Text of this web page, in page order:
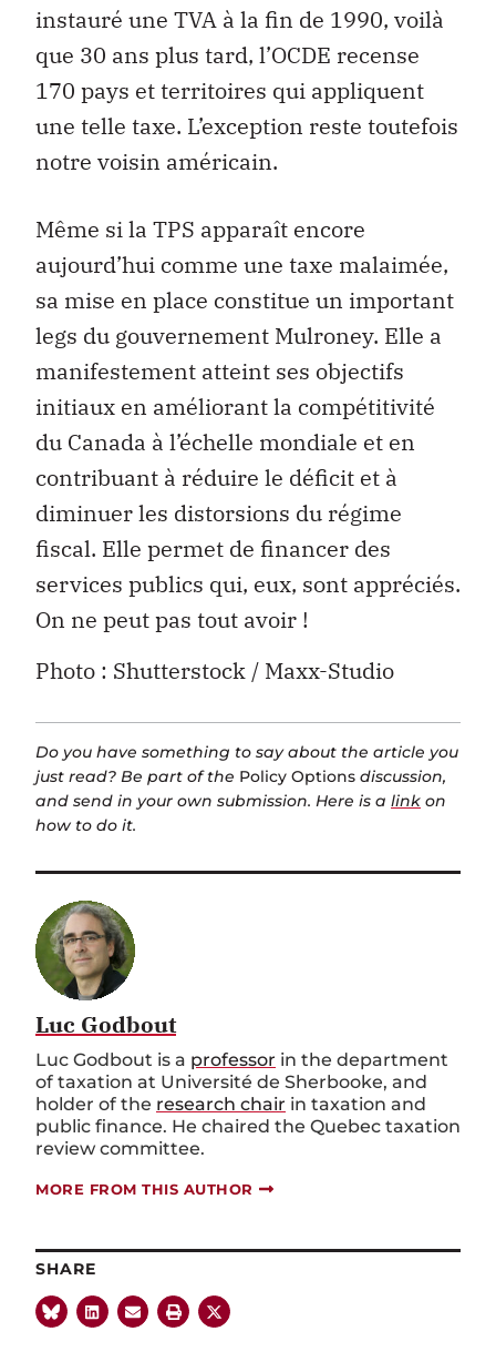
instauré une TVA à la fin de 1990, voilà
que 30 ans plus tard, l’OCDE recense
170 pays et territoires qui appliquent
une telle taxe. L’exception reste toutefois
notre voisin américain.
Même si la TPS apparaît encore
aujourd’hui comme une taxe malaimée,
sa mise en place constitue un important
legs du gouvernement Mulroney. Elle a
manifestement atteint ses objectifs
initiaux en améliorant la compétitivité
du Canada à l’échelle mondiale et en
contribuant à réduire le déficit et à
diminuer les distorsions du régime
fiscal. Elle permet de financer des
services publics qui, eux, sont appréciés.
On ne peut pas tout avoir !
Photo : Shutterstock / Maxx-Studio
Do you have something to say about the article you
just read? Be part of the Policy Options discussion,
and send in your own submission. Here is a link on
how to do it.
Luc Godbout
Luc Godbout is a professor in the department
of taxation at Université de Sherbooke, and
holder of the research chair in taxation and
public finance. He chaired the Quebec taxation
review committee.
MORE FROM THIS AUTHOR
SHARE